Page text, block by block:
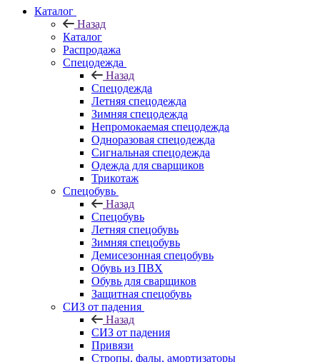
Каталог
Назад
Каталог
Распродажа
Спецодежда
Назад
Спецодежда
Летняя спецодежда
Зимняя спецодежда
Непромокаемая спецодежда
Одноразовая спецодежда
Сигнальная спецодежда
Одежда для сварщиков
Трикотаж
Спецобувь
Назад
Спецобувь
Летняя спецобувь
Зимняя спецобувь
Демисезонная спецобувь
Обувь из ПВХ
Обувь для сварщиков
Защитная спецобувь
СИЗ от падения
Назад
СИЗ от падения
Привязи
Стропы, фалы, амортизаторы